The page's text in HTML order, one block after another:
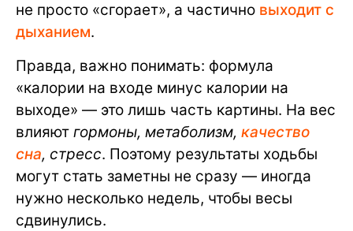
не просто «сгорает», а частично выходит с
дыханием.
Правда, важно понимать: формула
«калории на входе минус калории на
выходе» — это лишь часть картины. На вес
влияют гормоны, метаболизм, качество
сна, стресс. Поэтому результаты ходьбы
могут стать заметны не сразу — иногда
нужно несколько недель, чтобы весы
сдвинулись.